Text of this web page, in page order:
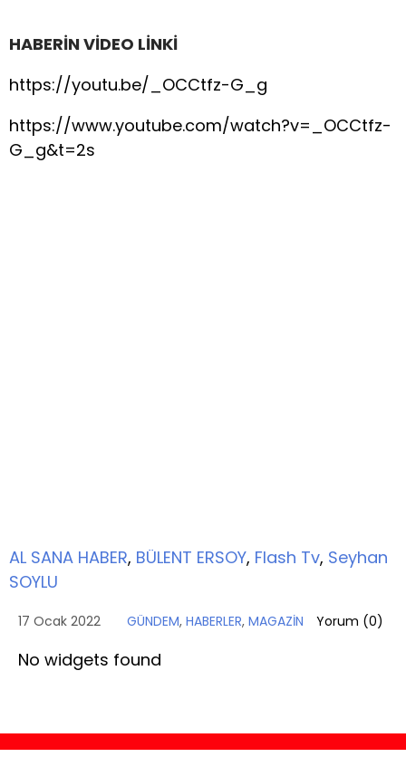
HABERİN VİDEO LİNKİ
https://youtu.be/_OCCtfz-G_g
https://www.youtube.com/watch?v=_OCCtfz-
G_g&t=2s
AL SANA HABER, BÜLENT ERSOY, Flash Tv, Seyhan
SOYLU
17 Ocak 2022 GÜNDEM, HABERLER, MAGAZİN Yorum (0)
No widgets found